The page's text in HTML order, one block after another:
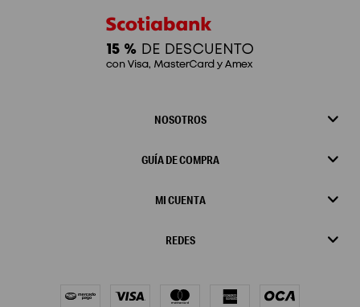
NOSOTROS
GUÍA DE COMPRA
MI CUENTA
REDES